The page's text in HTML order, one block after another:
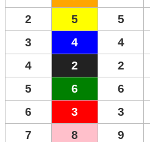
2
5 5
3
4 4
4
2 2
5
6 6
6
3 3
7
8 9